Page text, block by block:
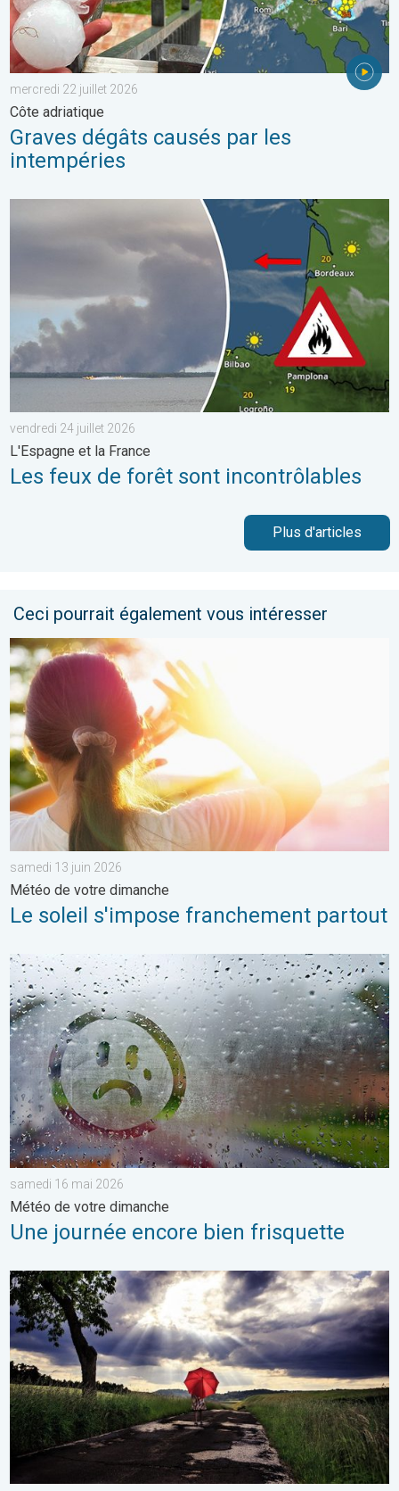
mercredi 22 juillet 2026
Côte adriatique
Graves dégâts causés par les
intempéries
Les feux de forêt sont incontrôlables. L'Espagne et la France.
vendredi 24 juillet 2026
L'Espagne et la France
Les feux de forêt sont incontrôlables
Plus d'articles
Ceci pourrait également vous intéresser
Le soleil s'impose franchement partout. Météo de votre
samedi 13 juin 2026
Météo de votre dimanche
Le soleil s'impose franchement partout
Une journée encore bien frisquette. Météo de votre
samedi 16 mai 2026
Météo de votre dimanche
Une journée encore bien frisquette
Vers un ciel devenant plus changeant. Météo de votre